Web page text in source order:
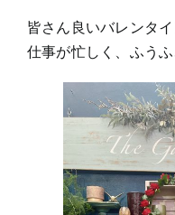
皆さん良いバレンタ
仕事が忙しく、ふうふ